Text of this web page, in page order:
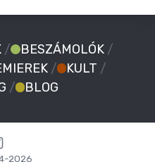
/ BESZÁMOLÓK /
/ KULT /
/ BLOG
2026